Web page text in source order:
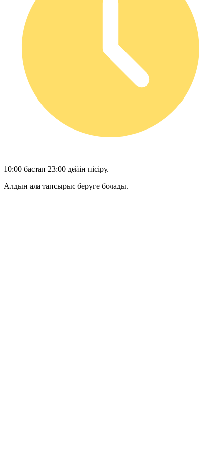
10:00 бастап 23:00 дейін пісіру.
Алдын ала тапсырыс беруге болады.